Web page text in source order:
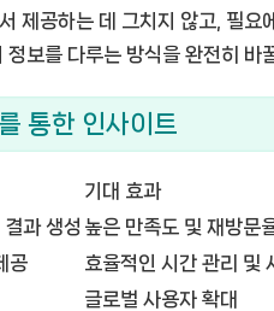
제공하는 데 그치지 않고, 필
정보를 다루는 방식을 완전히
통한 인사이트
기대 효과
과 생성 높은 만족도 및 재방문
공
효율적인 시간 관리 및
글로벌 사용자 확대